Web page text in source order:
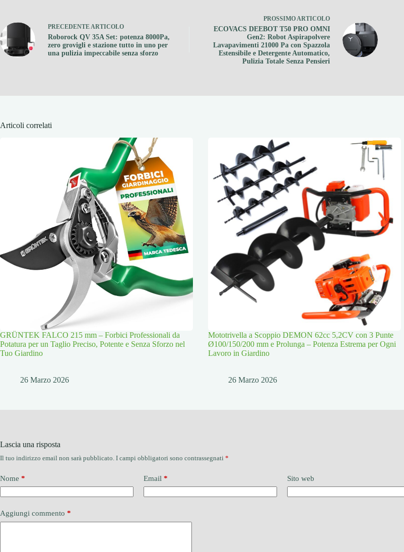
PRECEDENTEARTICOLO
Roborock QV 35A Set: potenza 8000Pa,
zero grovigli e stazione tutto in uno per
una pulizia impeccabile senza sforzo
PROSSIMOARTICOLO
ECOVACS DEEBOT T50 PRO OMNI
Gen2: Robot Aspirapolvere
Lavapavimenti 21000 Pa con Spazzola
Estensibile e Detergente Automatico,
Pulizia Totale Senza Pensieri
Articoli correlati
GRÜNTEK FALCO 215 mm – Forbici Professionali da
Potatura per un Taglio Preciso, Potente e Senza Sforzo nel
Tuo Giardino
26 Marzo 2026
Mototrivella a Scoppio DEMON 62cc 5,2CV con 3 Punte
Ø100/150/200 mm e Prolunga – Potenza Estrema per Ogni
Lavoro in Giardino
26 Marzo 2026
Lascia una risposta
Il tuo indirizzo email non sarà pubblicato. I campi obbligatori sono contrassegnati *
Nome * Email * Sito web
Aggiungi commento *